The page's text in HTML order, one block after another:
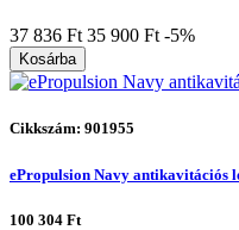
37 836 Ft 35 900 Ft -5%
Kosárba
Cikkszám: 901955
ePropulsion Navy antikavitációs
100 304 Ft